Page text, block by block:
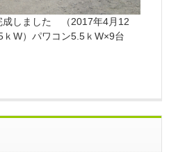
成しました （2017年4月12
W）パワコン5.5ｋW×9台